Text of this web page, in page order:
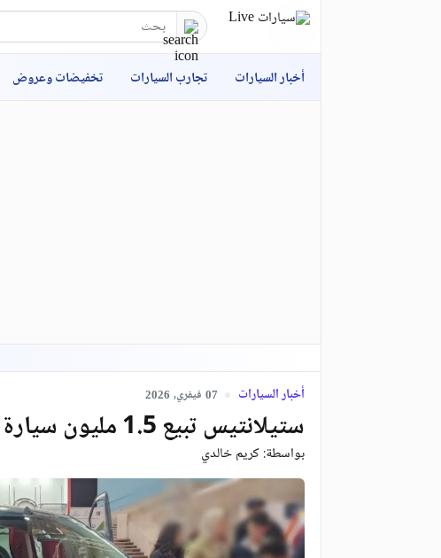
أخبار السيارات تجارب السيارات تخفيضات وعروض
أخبار السيارات 07 فيفري, 2026
ستيلانتيس تبيع 1.5 مليون سيارة والجزائر في الصدارة
بواسطة:كريم خالدي